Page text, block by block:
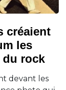
créaient
les
du rock
devant les